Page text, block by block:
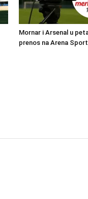
Mornar i Arsenal u
prenos na Arena